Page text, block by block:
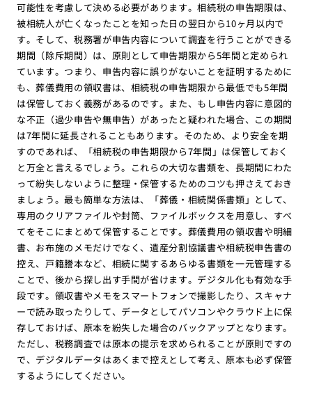
可能性を考慮して決める必要があります。相続税の申告期限は、
被相続人が亡くなったことを知った日の翌日から10ヶ月以内で
す。そして、税務署が申告内容について調査を行うことができる
期間（除斥期間）は、原則として申告期限から5年間と定められ
ています。つまり、申告内容に誤りがないことを証明するために
も、葬儀費用の領収書は、相続税の申告期限から最低でも5年間
は保管しておく義務があるのです。また、もし申告内容に意図的
な不正（過少申告や無申告）があったと疑われた場合、この期間
は7年間に延長されることもあります。そのため、より安全を期
すのであれば、「相続税の申告期限から7年間」は保管しておく
と万全と言えるでしょう。これらの大切な書類を、長期間にわた
って紛失しないように整理・保管するためのコツも押さえておき
ましょう。最も簡単な方法は、「葬儀・相続関係書類」として、
専用のクリアファイルや封筒、ファイルボックスを用意し、すべ
てをそこにまとめて保管することです。葬儀費用の領収書や明細
書、お布施のメモだけでなく、遺産分割協議書や相続税申告書の
控え、戸籍謄本など、相続に関するあらゆる書類を一元管理する
ことで、後から探し出す手間が省けます。デジタル化も有効な手
段です。領収書やメモをスマートフォンで撮影したり、スキャナ
ーで読み取ったりして、データとしてパソコンやクラウド上に保
存しておけば、原本を紛失した場合のバックアップとなります。
ただし、税務調査では原本の提示を求められることが原則ですの
で、デジタルデータはあくまで控えとして考え、原本も必ず保管
するようにしてください。